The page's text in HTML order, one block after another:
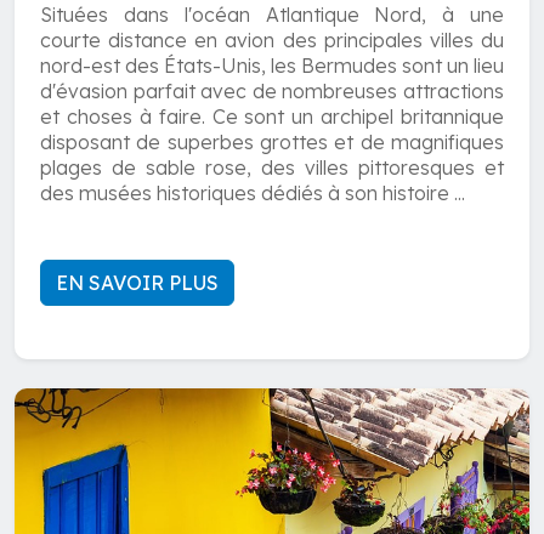
Situées dans l'océan Atlantique Nord, à une
courte distance en avion des principales villes du
nord-est des États-Unis, les Bermudes sont un lieu
d'évasion parfait avec de nombreuses attractions
et choses à faire. Ce sont un archipel britannique
disposant de superbes grottes et de magnifiques
plages de sable rose, des villes pittoresques et
des musées historiques dédiés à son histoire ...
EN SAVOIR PLUS